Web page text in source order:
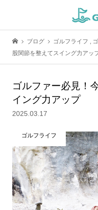
ブログ ゴルフライフ ,
股関節を整えてスイング力アッ
ゴルファー必見！
イング力アップ
2025.03.17
ゴルフライフ